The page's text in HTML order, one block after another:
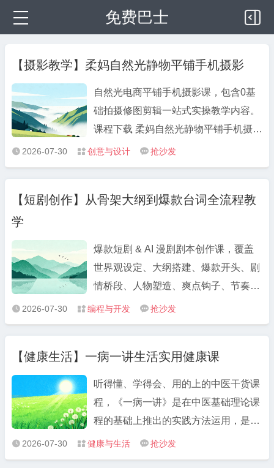
免费巴士
【摄影教学】柔妈自然光静物平铺手机摄影
自然光电商平铺手机摄影课，包含0基
础拍摄修图剪辑一站式实操教学内容。
课程下载 柔妈自然光静物平铺手机摄影
夸克：
https://pan.quark.cn/s/34676916e126
包含0基础拍摄修图剪辑一站式实操教
 2026-07-30  创意与设计  抢沙发
【短剧创作】从骨架大纲到爆款台词全流程教
学
爆款短剧 & AI 漫剧剧本创作课，覆盖
世界观设定、大纲搭建、爆款开头、剧
情桥段、人物塑造、爽点钩子、节奏把
控、台词打磨等全流程教学。 课程下载
AI漫剧 & 短剧写作｜从骨架大纲到爆款
https://pan.quark.cn/s/6aeda7617cc0
课程简介 ...
 2026-07-30  编程与开发  抢沙发
【健康生活】一病一讲生活实用健康课
听得懂、学得会、用的上的中医干货课
程，《一病一讲》是在中医基础理论课
程的基础上推出的实践方法运用，是对
常见病或症状的治疗方法示范。 课程下
载 一病一讲生活实用健康课 夸克：
 2026-07-30  健康与生活  抢沙发